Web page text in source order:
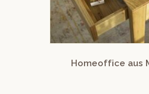
Homeoffice aus